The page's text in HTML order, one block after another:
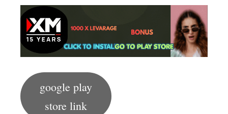
content
google play
store link